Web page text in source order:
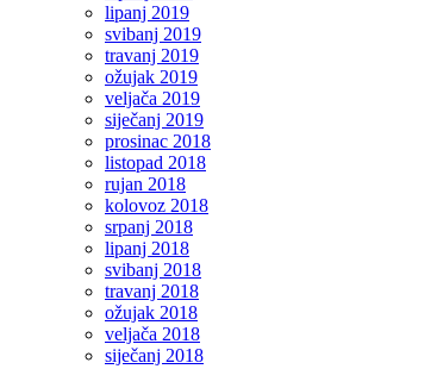
lipanj 2019
svibanj 2019
travanj 2019
ožujak 2019
veljača 2019
siječanj 2019
prosinac 2018
listopad 2018
rujan 2018
kolovoz 2018
srpanj 2018
lipanj 2018
svibanj 2018
travanj 2018
ožujak 2018
veljača 2018
siječanj 2018